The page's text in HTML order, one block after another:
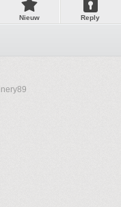
Nieuw Reply